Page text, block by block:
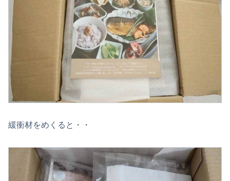
緩衝材をめくると・・